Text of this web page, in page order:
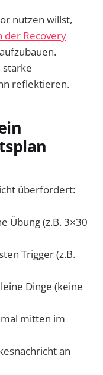
nutzen willst,
der Recovery
starke
reflektieren.
überfordert:
Übung (z.B. 3×30
Trigger (z.B.
Dinge (keine
mitten im
an